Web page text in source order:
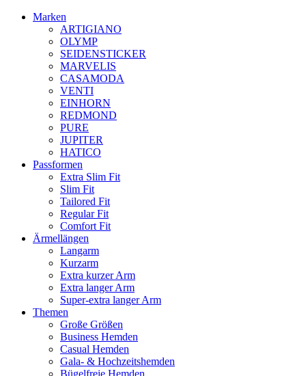
Marken
ARTIGIANO
OLYMP
SEIDENSTICKER
MARVELIS
CASAMODA
VENTI
EINHORN
REDMOND
PURE
JUPITER
HATICO
Passformen
Extra Slim Fit
Slim Fit
Tailored Fit
Regular Fit
Comfort Fit
Ärmellängen
Langarm
Kurzarm
Extra kurzer Arm
Extra langer Arm
Super-extra langer Arm
Themen
Große Größen
Business Hemden
Casual Hemden
Gala- & Hochzeitshemden
Bügelfreie Hemden